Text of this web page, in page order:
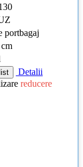
portbagaj
Detalii
reducere